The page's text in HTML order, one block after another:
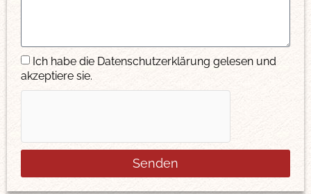
Ich habe die Datenschutzerklärung gelesen und
akzeptiere sie.
Senden